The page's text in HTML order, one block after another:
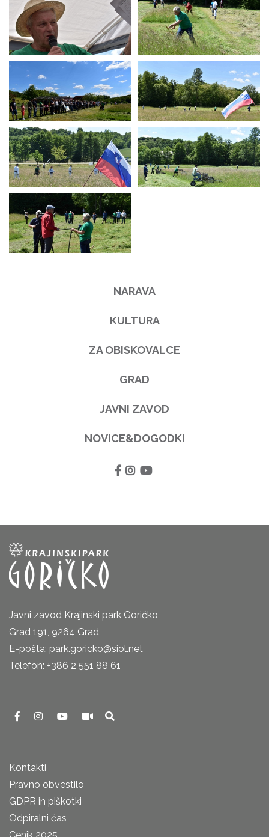
NARAVA
KULTURA
ZA OBISKOVALCE
GRAD
JAVNI ZAVOD
NOVICE&DOGODKI
Javni zavod Krajinski park Goričko
Grad 191, 9264 Grad
E-pošta: park.goricko@siol.net
Telefon: +386 2 551 88 61
Kontakti
Pravno obvestilo
GDPR in piškotki
Odpiralni čas